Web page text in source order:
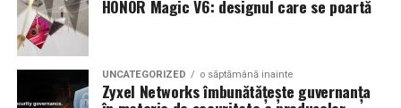
a transforma fiecare eveniment într-o amintire
deosebită pentru participanți.
proportiile, chiar daca restul masinii este bine realizat.
Anvelopele ca element vizual la show-uri auto
La evenimentele auto din Cluj, anvelopele nu sunt doar
HONOR Magic V6: designul care se poartă
UNCATEGORIZED o săptămână inainte
Zyxel Networks îmbunătățește guvernanța